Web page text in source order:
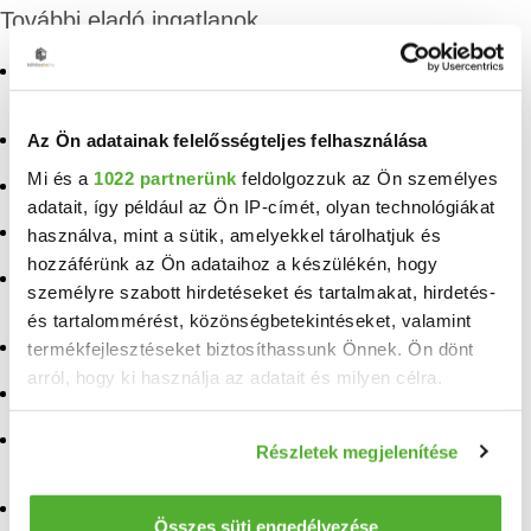
Az Ön adatainak felelősségteljes felhasználása
Mi és a 1022 partnerünk feldolgozzuk az Ön személyes
adatait, így például az Ön IP-címét, olyan technológiákat
használva, mint a sütik, amelyekkel tárolhatjuk és
hozzáférünk az Ön adataihoz a készülékén, hogy
személyre szabott hirdetéseket és tartalmakat, hirdetés-
és tartalommérést, közönségbetekintéseket, valamint
termékfejlesztéseket biztosíthassunk Önnek. Ön dönt
arról, hogy ki használja az adatait és milyen célra.
Információgyűjtés az Ön földrajzi elhelyezkedéséről
pár méteres pontossággal
Az Ön készülékén beazonosítása annak konkrét
Részletek megjelenítése
Összes süti engedélyezése
További eladó ingatlanok
Eladó családi ház
Debrecen
Eladó ikerház Debrecen
Eladó sorház Debrecen
Eladó ház Debrecen
Berettyóújfalu
Eladó ingatlan Városlőd
Eladó ingatlan Ukk
Kemenesszentpéter
Eladó ingatlan Csajág
Eladó ingatlan
Püspökladány
Eladó ingatlan
Somlóvásárhely
Eladó ingatlan Tapolca
Eladó ingatlan Tetétlen
Eladó ingatlan Szentgál
Eladó ingatlan Tihany